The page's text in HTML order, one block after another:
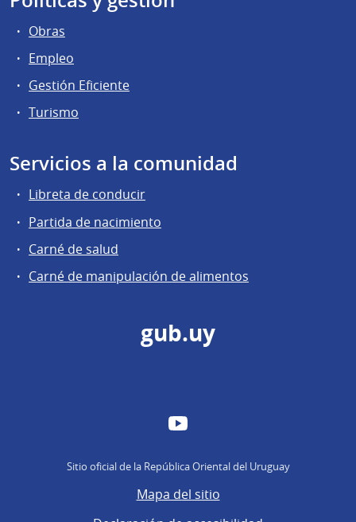
Obras
Empleo
Gestión Eficiente
Turismo
Servicios a la comunidad
Libreta de conducir
Partida de nacimiento
Carné de salud
Carné de manipulación de alimentos
gub.uy
YouTube
Sitio oficial de la República Oriental del Uruguay
Mapa del sitio